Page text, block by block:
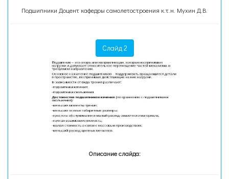
Подшипники Доцент кафедры самолетостроения к.т.н. Мухин Д.В.
Слайд 2
Описание слайда: